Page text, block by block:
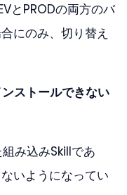
とPRODの両方のバ
にのみ、切り替え
ストールできない
み込みSkillであ
いようになってい